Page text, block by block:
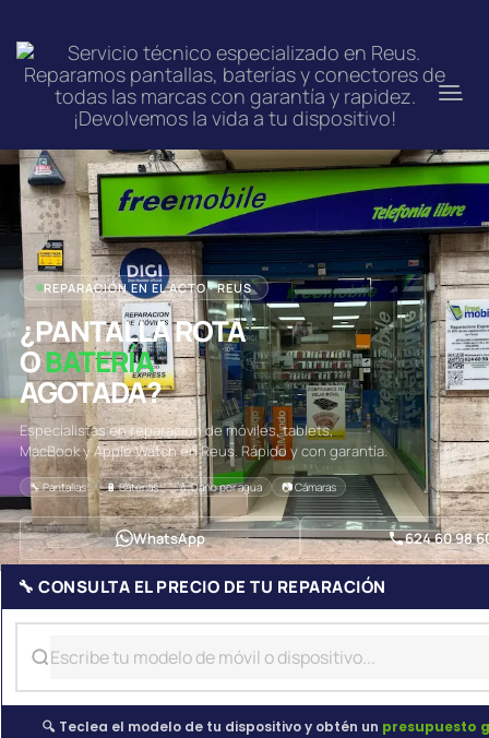
REPARACIÓN EN EL ACTO · REUS
¿PANTALLA ROTA
OBATERÍA
AGOTADA?
Especialistas en reparación de móviles, tablets,
MacBook y Apple Watch en Reus. Rápido y con garantía.
🔧 Pantallas 🔋 Baterías 💧 Daño por agua 📷 Cámaras
WhatsApp 624 60 98
🔧 CONSULTA EL PRECIO DE TU REPARACIÓN
🔍 Teclea el modelo de tu dispositivo y obtén un presupuesto